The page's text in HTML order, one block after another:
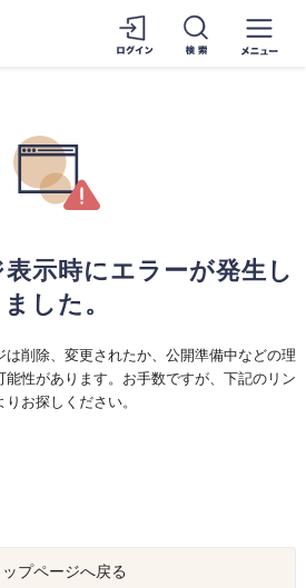
示時にエラーが発生し
ました。
削除、変更されたか、公開準備中などの理
性があります。お手数ですが、下記のリン
りお探しください。
ップページへ戻る